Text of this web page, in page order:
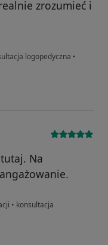
zrozumieć i
logopedyczna •
Na
• konsultacja